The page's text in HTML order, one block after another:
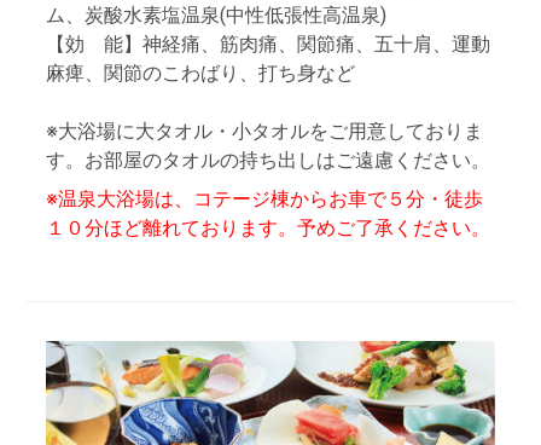
ム、炭酸水素塩温泉(中性低張性高温泉)
【効 能】神経痛、筋肉痛、関節痛、五十肩、運動
麻痺、関節のこわばり、打ち身など
※大浴場に大タオル・小タオルをご用意しておりま
す。お部屋のタオルの持ち出しはご遠慮ください。
※温泉大浴場は、コテージ棟からお車で５分・徒歩
１０分ほど離れております。予めご了承ください。